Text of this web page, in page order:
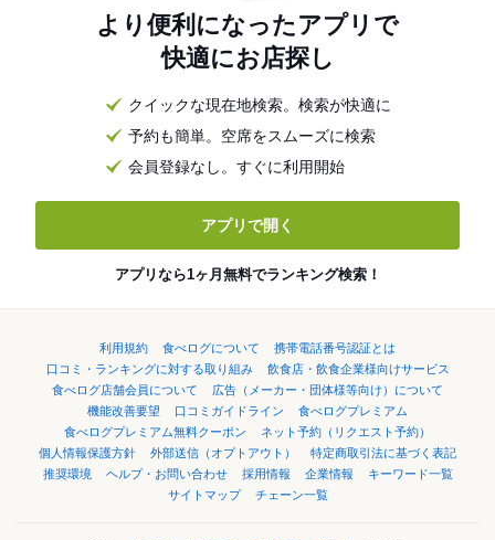
より便利になったアプリで
快適にお店探し
クイックな現在地検索。検索が快適に
予約も簡単。空席をスムーズに検索
会員登録なし。すぐに利用開始
アプリで開く
アプリなら1ヶ月無料でランキング検索！
利用規約 食べログについて
携帯電話番号認証とは
口コミ・ランキングに対する取り組み
飲食店・飲食企業様向けサービス
食べログ店舗会員について
広告（メーカー・団体様等向け）について
機能改善要望
口コミガイドライン
食べログプレミアム
食べログプレミアム無料クーポン
ネット予約（リクエスト予約）
個人情報保護方針
外部送信（オプトアウト）
特定商取引法に基づく表記
推奨環境
ヘルプ・お問い合わせ 採用情報 企業情報
キーワード一覧
サイトマップ
チェーン一覧